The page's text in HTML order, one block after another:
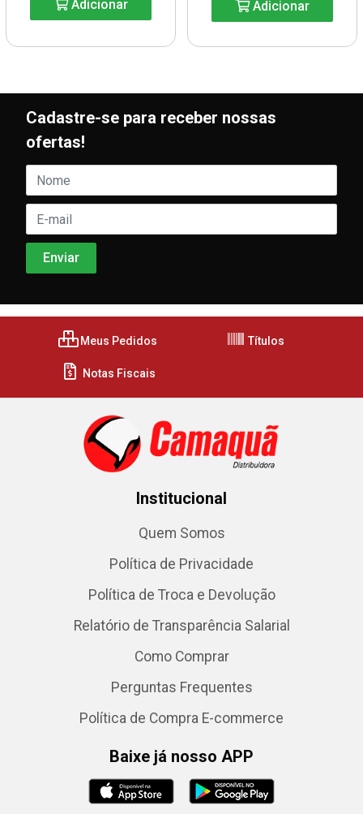
Adicionar Adicionar
Cadastre-se para receber nossas
ofertas!
Meus Pedidos Títulos
Notas Fiscais
Institucional
Quem Somos
Política de Privacidade
Política de Troca e Devolução
Relatório de Transparência Salarial
Como Comprar
Perguntas Frequentes
Política de Compra E-commerce
Baixe já nosso APP